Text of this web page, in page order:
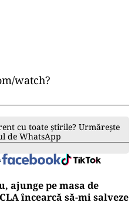
watch?
cu toate știrile? Urmărește
de WhatsApp
ajunge pe masa de
încearcă să-mi salveze